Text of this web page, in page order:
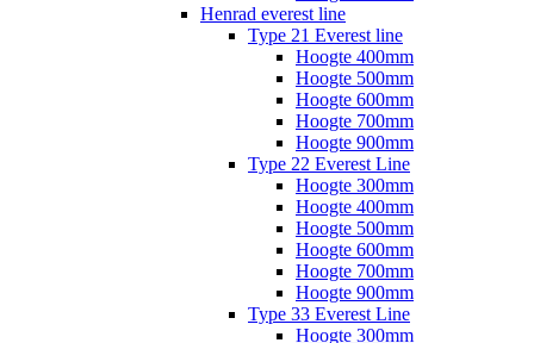
Henrad everest line
Type 21 Everest line
Hoogte 400mm
Hoogte 500mm
Hoogte 600mm
Hoogte 700mm
Hoogte 900mm
Type 22 Everest Line
Hoogte 300mm
Hoogte 400mm
Hoogte 500mm
Hoogte 600mm
Hoogte 700mm
Hoogte 900mm
Type 33 Everest Line
Hoogte 300mm